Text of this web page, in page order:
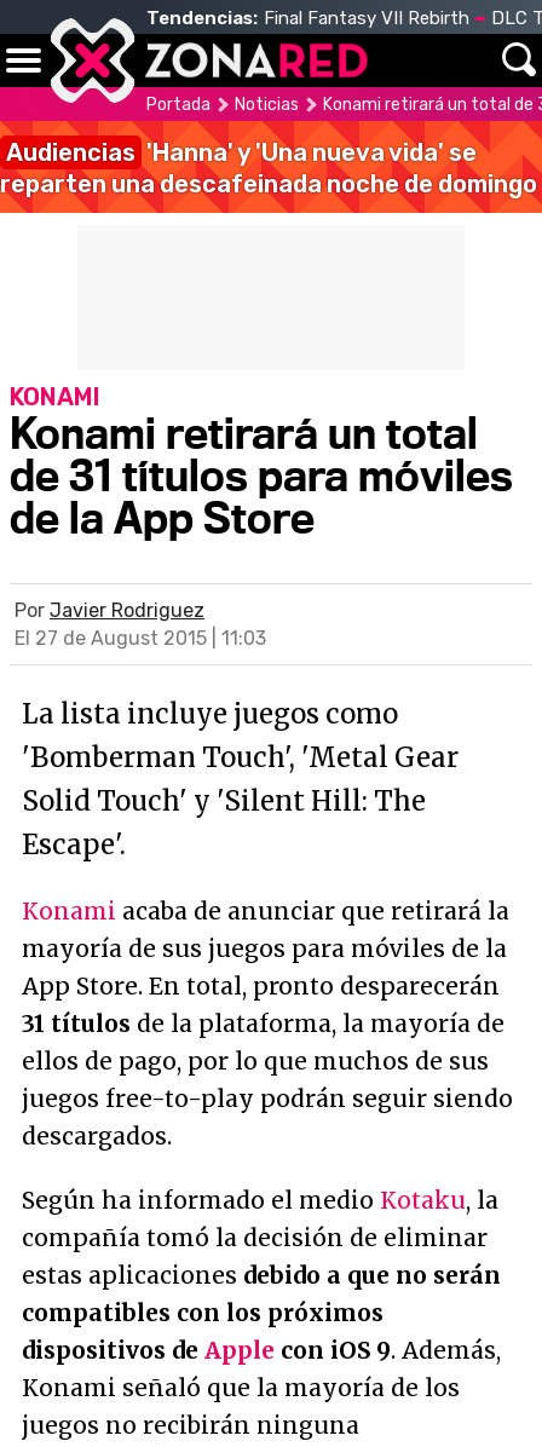
Tendencias: Final Fantasy VII Rebirth DLC
Portada Noticias Konami retirará un total de
Audiencias 'Hanna' y 'Una nueva vida' se
reparten una descafeinada noche de domingo
Konami retirará un total
de 31 títulos para móviles
de la App Store
KONAMI
Por Javier Rodriguez
El 27 de August 2015 | 11:03
La lista incluye juegos como
'Bomberman Touch', 'Metal Gear
Solid Touch' y 'Silent Hill: The
Escape'.
Konami acaba de anunciar que retirará la
mayoría de sus juegos para móviles de la
App Store. En total, pronto desparecerán
31 títulos de la plataforma, la mayoría de
ellos de pago, por lo que muchos de sus
juegos free-to-play podrán seguir siendo
descargados.
Según ha informado el medio Kotaku, la
compañía tomó la decisión de eliminar
estas aplicaciones debido a que no serán
compatibles con los próximos
dispositivos de Apple con iOS 9. Además,
Konami señaló que la mayoría de los
juegos no recibirán ninguna